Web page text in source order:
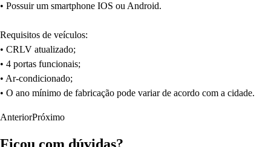
• Possuir um smartphone IOS ou Android.
Requisitos de veículos:
• CRLV atualizado;
• 4 portas funcionais;
• Ar-condicionado;
• O ano mínimo de fabricação pode variar de acordo com a cidade.
AnteriorPróximo